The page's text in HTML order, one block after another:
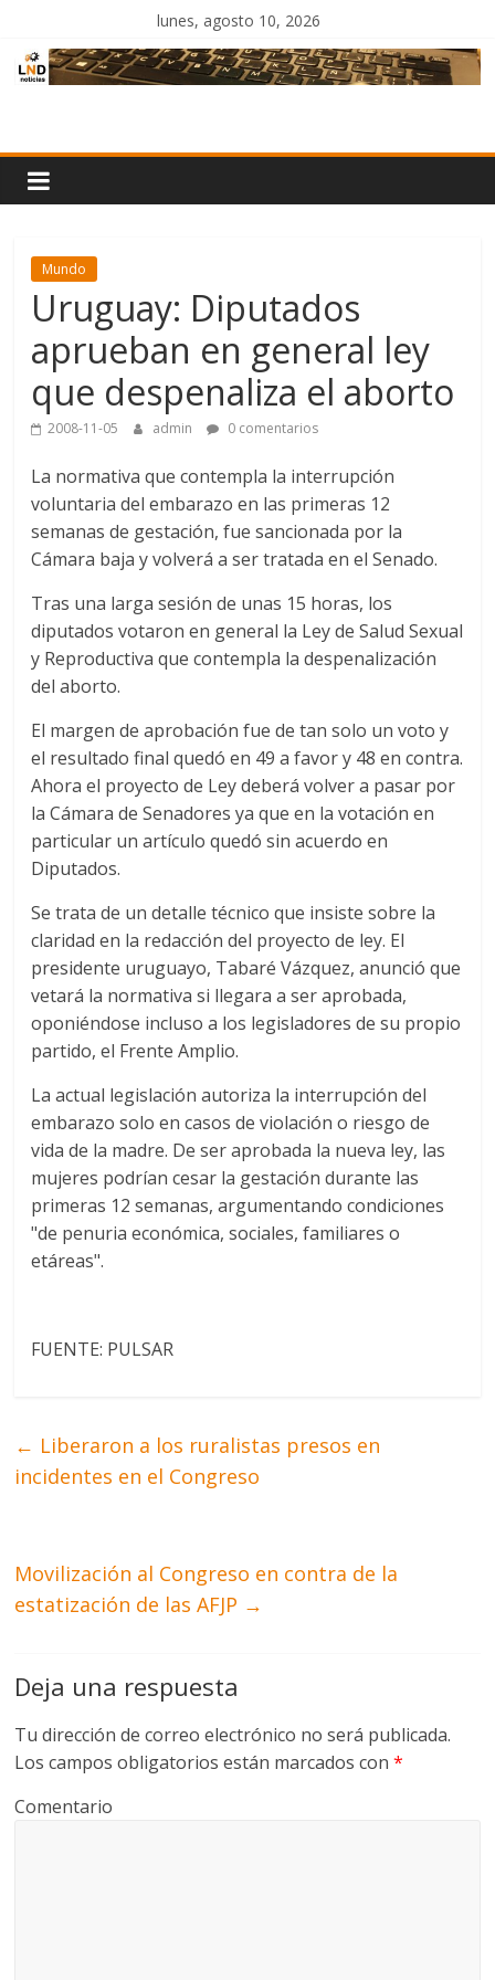
contenido
lunes, agosto 10, 2026
Noticias
Mundo
Uruguay: Diputados
aprueban en general ley
que despenaliza el aborto
2008-11-05 admin 0 comentarios
La normativa que contempla la interrupción
voluntaria del embarazo en las primeras 12
semanas de gestación, fue sancionada por la
Cámara baja y volverá a ser tratada en el Senado.
Tras una larga sesión de unas 15 horas, los
diputados votaron en general la Ley de Salud Sexual
y Reproductiva que contempla la despenalización
del aborto.
El margen de aprobación fue de tan solo un voto y
el resultado final quedó en 49 a favor y 48 en contra.
Ahora el proyecto de Ley deberá volver a pasar por
la Cámara de Senadores ya que en la votación en
particular un artículo quedó sin acuerdo en
Diputados.
Se trata de un detalle técnico que insiste sobre la
claridad en la redacción del proyecto de ley. El
presidente uruguayo, Tabaré Vázquez, anunció que
vetará la normativa si llegara a ser aprobada,
oponiéndose incluso a los legisladores de su propio
partido, el Frente Amplio.
La actual legislación autoriza la interrupción del
embarazo solo en casos de violación o riesgo de
vida de la madre. De ser aprobada la nueva ley, las
mujeres podrían cesar la gestación durante las
primeras 12 semanas, argumentando condiciones
"de penuria económica, sociales, familiares o
etáreas".
FUENTE: PULSAR
← Liberaron a los ruralistas presos en
incidentes en el Congreso
Movilización al Congreso en contra de la
estatización de las AFJP →
Deja una respuesta
Tu dirección de correo electrónico no será publicada.
Los campos obligatorios están marcados con*
Comentario